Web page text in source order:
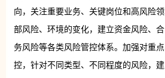
向，关注重要业务、关键岗位和高风险
部风险、环境的变化，建立资金风险、
务风险等各类风险管控体系。加强对重
控，针对不同类型、不同程度的风险，